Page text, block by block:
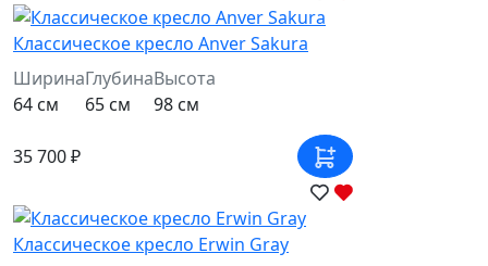
Классическое кресло Anver Sakura
Ширина
64 см
Глубина
65 см
Высота
98 см
35 700 ₽
Классическое кресло Erwin Gray